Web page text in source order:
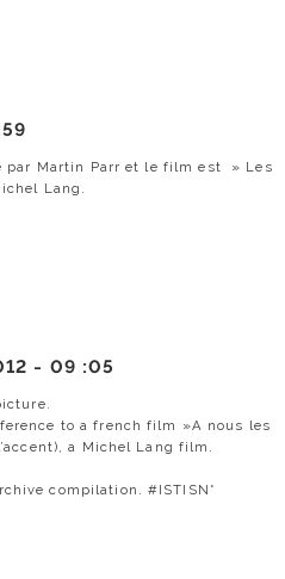
par Martin Parr et le film est » Les
Lang.
- 09 :05
to a french film »A nous les
a Michel Lang film.
compilation. #ISTISN*